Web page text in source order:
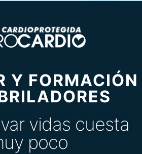
Y FORMACIÓN
vidas cuesta
poco